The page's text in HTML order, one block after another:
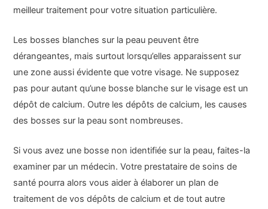
meilleur traitement pour votre situation particulière.
Les bosses blanches sur la peau peuvent être
dérangeantes, mais surtout lorsqu’elles apparaissent sur
une zone aussi évidente que votre visage. Ne supposez
pas pour autant qu’une bosse blanche sur le visage est un
dépôt de calcium. Outre les dépôts de calcium, les causes
des bosses sur la peau sont nombreuses.
Si vous avez une bosse non identifiée sur la peau, faites-la
examiner par un médecin. Votre prestataire de soins de
santé pourra alors vous aider à élaborer un plan de
traitement de vos dépôts de calcium et de tout autre